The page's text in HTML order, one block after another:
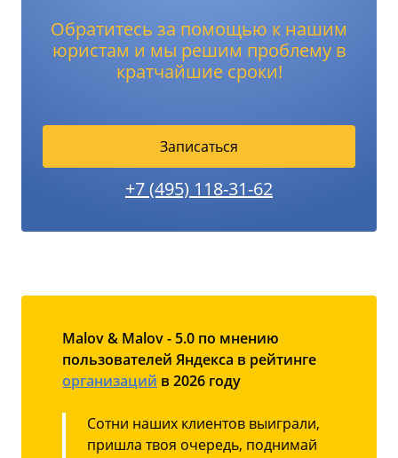
Обратитесь за помощью к нашим
юристам и мы решим проблему в
кратчайшие сроки!
Записаться
+7 (495) 118-31-62
Malov & Malov - 5.0 по мнению
пользователей Яндекса в рейтинге
организаций в 2026 году
Сотни наших клиентов выиграли,
пришла твоя очередь, поднимай